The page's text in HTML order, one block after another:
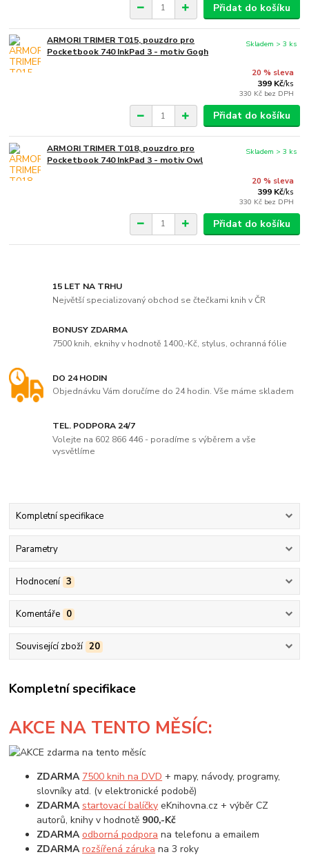
Přidat do košíku
ARMORI TRIMER T015, pouzdro pro
Pocketbook 740 InkPad 3 - motiv Gogh
20 % sleva
399 Kč/ks
330 Kč bez DPH
Skladem > 3 ks
Přidat do košíku
ARMORI TRIMER T018, pouzdro pro
Pocketbook 740 InkPad 3 - motiv Owl
20 % sleva
399 Kč/ks
330 Kč bez DPH
Skladem > 3 ks
Přidat do košíku
15 LET NA TRHU
Největší specializovaný obchod se čtečkami knih v ČR
BONUSY ZDARMA
7500 knih, eknihy v hodnotě 1400,-Kč, stylus, ochranná fólie
DO 24 HODIN
Objednávku Vám doručíme do 24 hodin. Vše máme skladem
TEL. PODPORA 24/7
Volejte na 602 866 446 - poradíme s výběrem a vše
vysvětlíme
Kompletní specifikace
Parametry
Hodnocení 3
Komentáře 0
Související zboží 20
Kompletní specifikace
AKCE NA TENTO MĚSÍC:
ZDARMA 7500 knih na DVD + mapy, návody, programy,
slovníky atd. (v elektronické podobě)
ZDARMA startovací balíčky eKnihovna.cz + výběr CZ
autorů, knihy v hodnotě 900,-Kč
ZDARMA odborná podpora na telefonu a emailem
ZDARMA rozšířená záruka na 3 roky